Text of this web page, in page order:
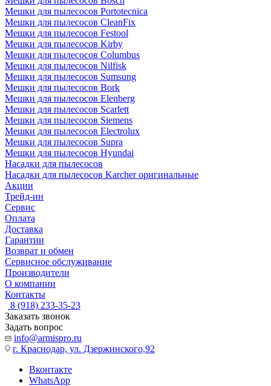
Мешки для пылесосов Portotecnica
Мешки для пылесосов CleanFix
Мешки для пылесосов Festool
Мешки для пылесосов Kirby
Мешки для пылесосов Columbus
Мешки для пылесосов Nilfisk
Мешки для пылесосов Sumsung
Мешки для пылесосов Bork
Мешки для пылесосов Elenberg
Мешки для пылесосов Scarlett
Мешки для пылесосов Siemens
Мешки для пылесосов Electrolux
Мешки для пылесосов Supra
Мешки для пылесосов Hyundai
Насадки для пылесосов
Насадки для пылесосов Karcher оригинальные
Акции
Трейд-ин
Сервис
Оплата
Доставка
Гарантии
Возврат и обмен
Сервисное обслуживание
Производители
О компании
Контакты
8 (918) 233-35-23
Заказать звонок
Задать вопрос
info@armispro.ru
г. Краснодар, ул. Дзержинского,92
Вконтакте
WhatsApp